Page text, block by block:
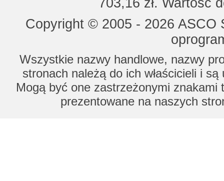
703,16 zł. Wartość
Copyright © 2005 - 2026
Wszystkie nazwy handlowe, nazwy
stronach należą do ich właścicieli i
Mogą być one zastrzeżonymi znakami
prezentowane na naszych